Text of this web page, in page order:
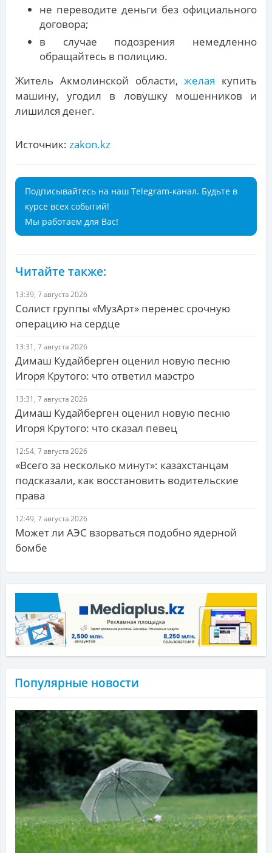
не переводите деньги без официального
договора;
в случае подозрения немедленно
обращайтесь в полицию.
Житель Акмолинской области,желая купить
машину, угодил в ловушку мошенников и
лишился денег.
Источник: zakon.kz
Подписывайтесь на наш Telegram-канал. Будьте в
курсе всех событий!
Мы работаем для Вас!
Читайте также:
13:39, 7 августа 2026
Солист группы «МузАрт» перенес срочную
операцию на сердце
13:31, 7 августа 2026
Димаш Кудайберген оценил новую песню
Игоря Крутого: что ответил маэстро
13:31, 7 августа 2026
Димаш Кудайберген оценил новую песню
Игоря Крутого: что сказал певец
12:54, 7 августа 2026
«Всего за несколько минут»: казахстанцам
подсказали, как восстановить водительские
права
12:49, 7 августа 2026
Может ли АЭС взорваться подобно ядерной
бомбе
Популярные новости